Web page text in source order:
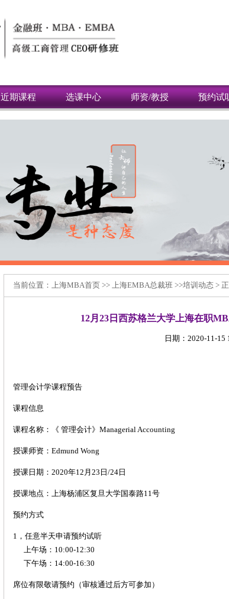
近期课程 选课中心 师资/教授 预约试
当前位置： 上海MBA首页 >> 上海EMBA总裁班 >>培训动态 >
12月23日西苏格兰大学上海在职
日期：2020-11-15
管理会计学课程预告
课程信息
课程名称：《 管理会计》Managerial Accounting
授课师资：Edmund Wong
授课日期：2020年12月23日/24日
授课地点：上海杨浦区复旦大学国泰路11号
预约方式
1，任意半天申请预约试听
上午场：10:00-12:30
下午场：14:00-16:30
席位有限敬请预约（审核通过后方可参加）